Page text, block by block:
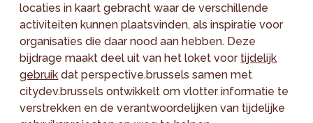
locaties in kaart gebracht waar de verschillende
activiteiten kunnen plaatsvinden, als inspiratie voor
organisaties die daar nood aan hebben. Deze
bijdrage maakt deel uit van het loket voor tijdelijk
gebruik dat perspective.brussels samen met
citydev.brussels ontwikkelt om vlotter informatie te
verstrekken en de verantwoordelijken van tijdelijke